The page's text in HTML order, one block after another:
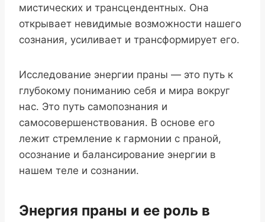
мистических и трансцендентных. Она
открывает невидимые возможности нашего
сознания, усиливает и трансформирует его.
Исследование энергии праны — это путь к
глубокому пониманию себя и мира вокруг
нас. Это путь самопознания и
самосовершенствования. В основе его
лежит стремление к гармонии с праной,
осознание и балансирование энергии в
нашем теле и сознании.
Энергия праны и ее роль в